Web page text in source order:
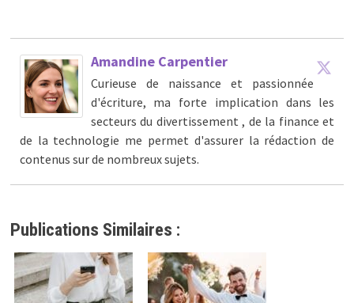
Amandine Carpentier
Curieuse de naissance et passionnée
d'écriture, ma forte implication dans les
secteurs du divertissement , de la finance et
de la technologie me permet d'assurer la rédaction de
contenus sur de nombreux sujets.
Publications Similaires :